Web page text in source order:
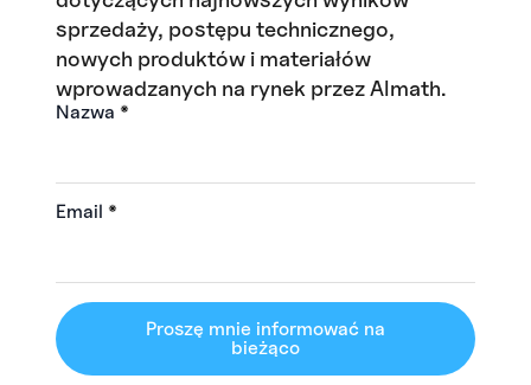
sprzedaży, postępu technicznego,
nowych produktów i materiałów
wprowadzanych na rynek przez Almath.
Nazwa *
Email *
Proszę mnie informować na
bieżąco